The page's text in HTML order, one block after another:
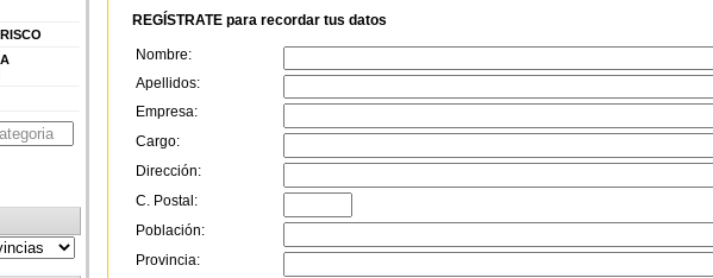
REGÍSTRATE para recordar tus datos
Nombre:
Apellidos:
Empresa:
Cargo:
Dirección:
C. Postal:
Población:
Provincia: